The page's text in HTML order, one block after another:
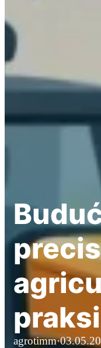
praksi
agrotimm·